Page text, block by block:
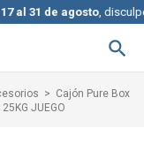
31 de agosto, disculpe

Cajón Pure Box
JUEGO